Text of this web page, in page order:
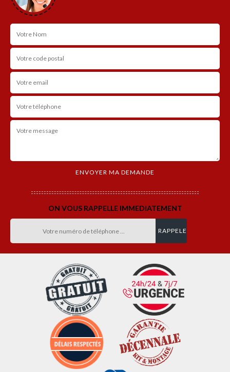
ON VOUS RAPPELLE IMMEDIATEMENT